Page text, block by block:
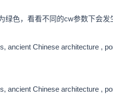
色，看看不同的cw参数下会发
ancient Chinese architecture ,
ancient Chinese architecture ,